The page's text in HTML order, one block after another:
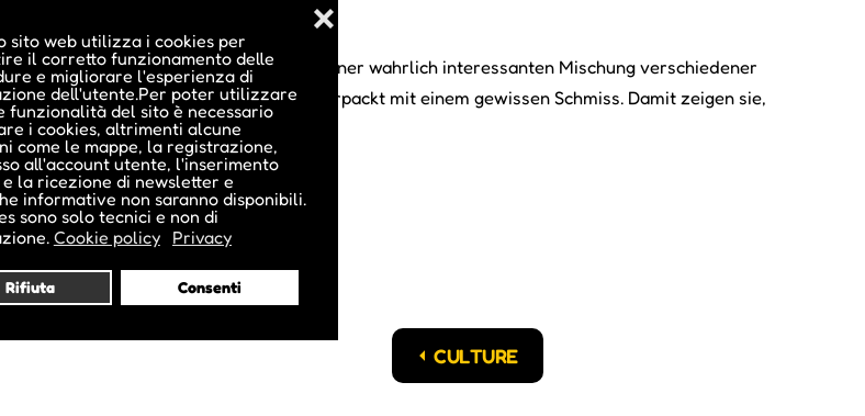
sito web utilizza i cookies per
il corretto funzionamento delle
e migliorare l'esperienza di
dell'utente.Per poter utilizzare
funzionalità del sito è necessario
i cookies, altrimenti alcune
come le mappe, la registrazione,
all'account utente, l'inserimento
la ricezione di newsletter e
informative non saranno disponibili.
sono solo tecnici e non di
Cookie policy Privacy
Rifiuta Consenti
❌
stammen aus Lüsen und Völs, was zu einer wahrlich interessanten Mischung verschiedener
mit Gitarre, Bass und Gesang, verpackt mit einem gewissen Schmiss. Damit zeigen sie,
können.
CULTURE